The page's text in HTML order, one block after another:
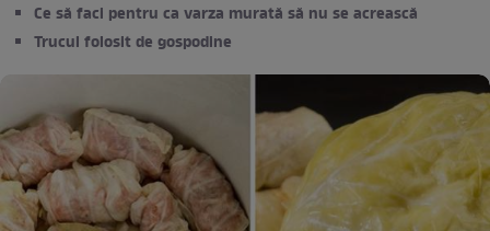
Ce să faci pentru ca varza murată să nu se acrească
Trucul folosit de gospodine